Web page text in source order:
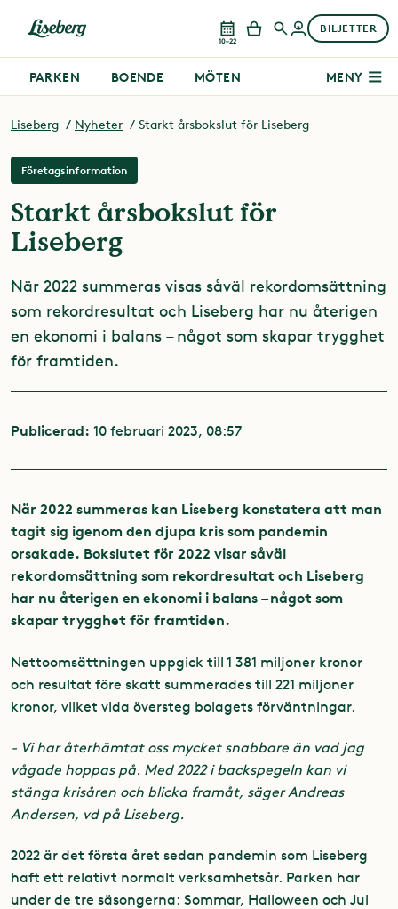
10–22
BILJETTER
PARKEN BOENDE MÖTEN MENY
Liseberg Nyheter Starkt årsbokslut för Liseberg
Företagsinformation
Starkt årsbokslut för
Liseberg
När 2022 summeras visas såväl rekordomsättning
som rekordresultat och Liseberg har nu återigen
en ekonomi i balans – något som skapar trygghet
för framtiden.
Publicerad: 10 februari 2023, 08:57
När 2022 summeras kan Liseberg konstatera att man
tagit sig igenom den djupa kris som pandemin
orsakade. Bokslutet för 2022 visar såväl
rekordomsättning som rekordresultat och Liseberg
har nu återigen en ekonomi i balans – något som
skapar trygghet för framtiden.
Nettoomsättningen uppgick till 1 381 miljoner kronor
och resultat före skatt summerades till 221 miljoner
kronor, vilket vida översteg bolagets förväntningar.
- Vi har återhämtat oss mycket snabbare än vad jag
vågade hoppas på. Med 2022 i backspegeln kan vi
stänga krisåren och blicka framåt, säger Andreas
Andersen, vd på Liseberg.
2022 är det första året sedan pandemin som Liseberg
haft ett relativt normalt verksamhetsår. Parken har
under de tre säsongerna: Sommar, Halloween och Jul